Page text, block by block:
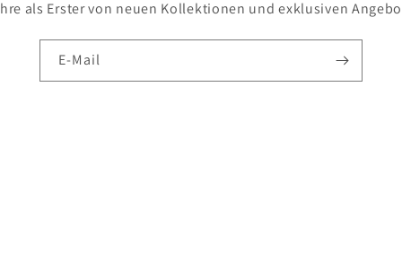
als Erster von neuen Kollektionen und exklusiven
E-Mail